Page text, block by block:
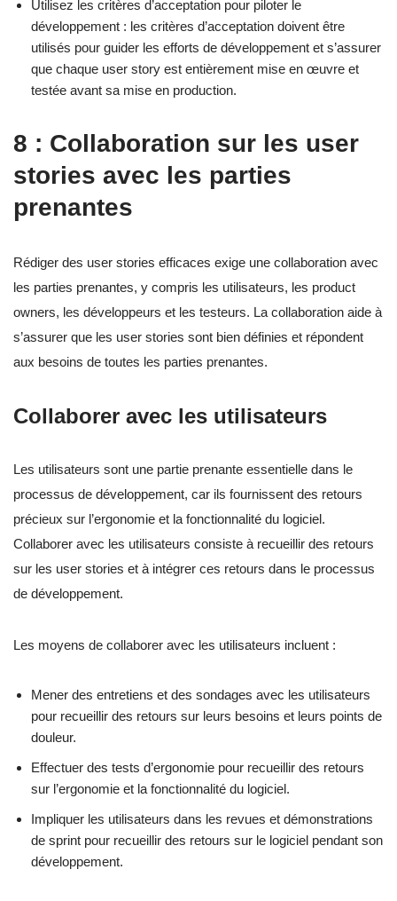
Utilisez les critères d’acceptation pour piloter le
développement : les critères d’acceptation doivent être
utilisés pour guider les efforts de développement et s’assurer
que chaque user story est entièrement mise en œuvre et
testée avant sa mise en production.
8 : Collaboration sur les user
stories avec les parties
prenantes
Rédiger des user stories efficaces exige une collaboration avec
les parties prenantes, y compris les utilisateurs, les product
owners, les développeurs et les testeurs. La collaboration aide à
s’assurer que les user stories sont bien définies et répondent
aux besoins de toutes les parties prenantes.
Collaborer avec les utilisateurs
Les utilisateurs sont une partie prenante essentielle dans le
processus de développement, car ils fournissent des retours
précieux sur l’ergonomie et la fonctionnalité du logiciel.
Collaborer avec les utilisateurs consiste à recueillir des retours
sur les user stories et à intégrer ces retours dans le processus
de développement.
Les moyens de collaborer avec les utilisateurs incluent :
Mener des entretiens et des sondages avec les utilisateurs
pour recueillir des retours sur leurs besoins et leurs points de
douleur.
Effectuer des tests d’ergonomie pour recueillir des retours
sur l’ergonomie et la fonctionnalité du logiciel.
Impliquer les utilisateurs dans les revues et démonstrations
de sprint pour recueillir des retours sur le logiciel pendant son
développement.